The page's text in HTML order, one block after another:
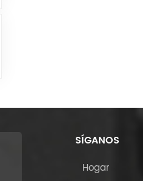
SÍGANOS
Hogar